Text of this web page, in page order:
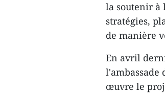
la soutenir à
stratégies,
de manière
En avril
l'ambassade
œuvre le